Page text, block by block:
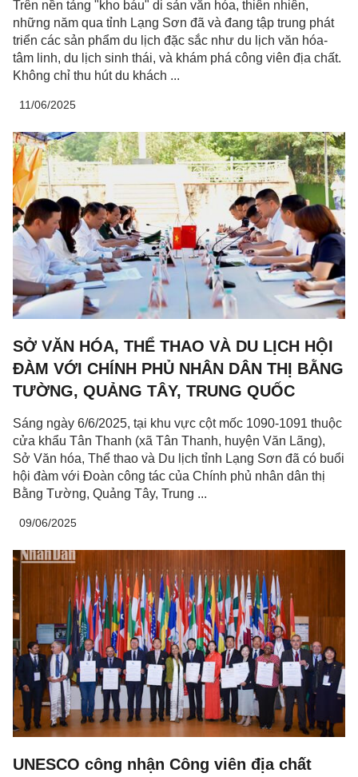
Trên nền tảng "kho báu" di sản văn hóa, thiên nhiên,
những năm qua tỉnh Lạng Sơn đã và đang tập trung phát
triển các sản phẩm du lịch đặc sắc như du lịch văn hóa-
tâm linh, du lịch sinh thái, và khám phá công viên địa chất.
Không chỉ thu hút du khách ...
11/06/2025
SỞ VĂN HÓA, THỂ THAO VÀ DU LỊCH HỘI
ĐÀM VỚI CHÍNH PHỦ NHÂN DÂN THỊ BẰNG
TƯỜNG, QUẢNG TÂY, TRUNG QUỐC
Sáng ngày 6/6/2025, tại khu vực cột mốc 1090-1091 thuộc
cửa khẩu Tân Thanh (xã Tân Thanh, huyện Văn Lãng),
Sở Văn hóa, Thể thao và Du lịch tỉnh Lạng Sơn đã có buổi
hội đàm với Đoàn công tác của Chính phủ nhân dân thị
Bằng Tường, Quảng Tây, Trung ...
09/06/2025
UNESCO công nhận Công viên địa chất